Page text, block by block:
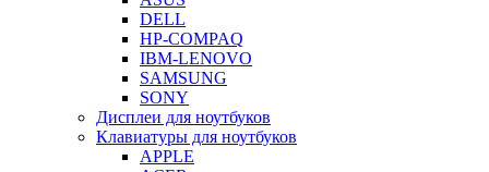
DELL
HP-COMPAQ
IBM-LENOVO
SAMSUNG
SONY
Дисплеи для ноутбуков
Клавиатуры для ноутбуков
APPLE